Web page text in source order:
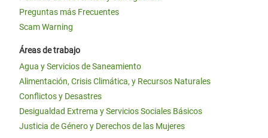
Preguntas más Frecuentes
Scam Warning
Áreas de trabajo
Agua y Servicios de Saneamiento
Alimentación, Crisis Climática, y Recursos Naturales
Conflictos y Desastres
Desigualdad Extrema y Servicios Sociales Básicos
Justicia de Género y Derechos de las Mujeres